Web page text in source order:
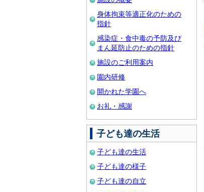
身体拘束等適正化のための
指針
感染症・食中毒の予防及び
まん延防止のための指針
施設のご利用案内
園内研修
開かれた学園へ
お礼・感謝
子ども達の生活
子ども達の生活
子ども達の様子
子ども達の自立